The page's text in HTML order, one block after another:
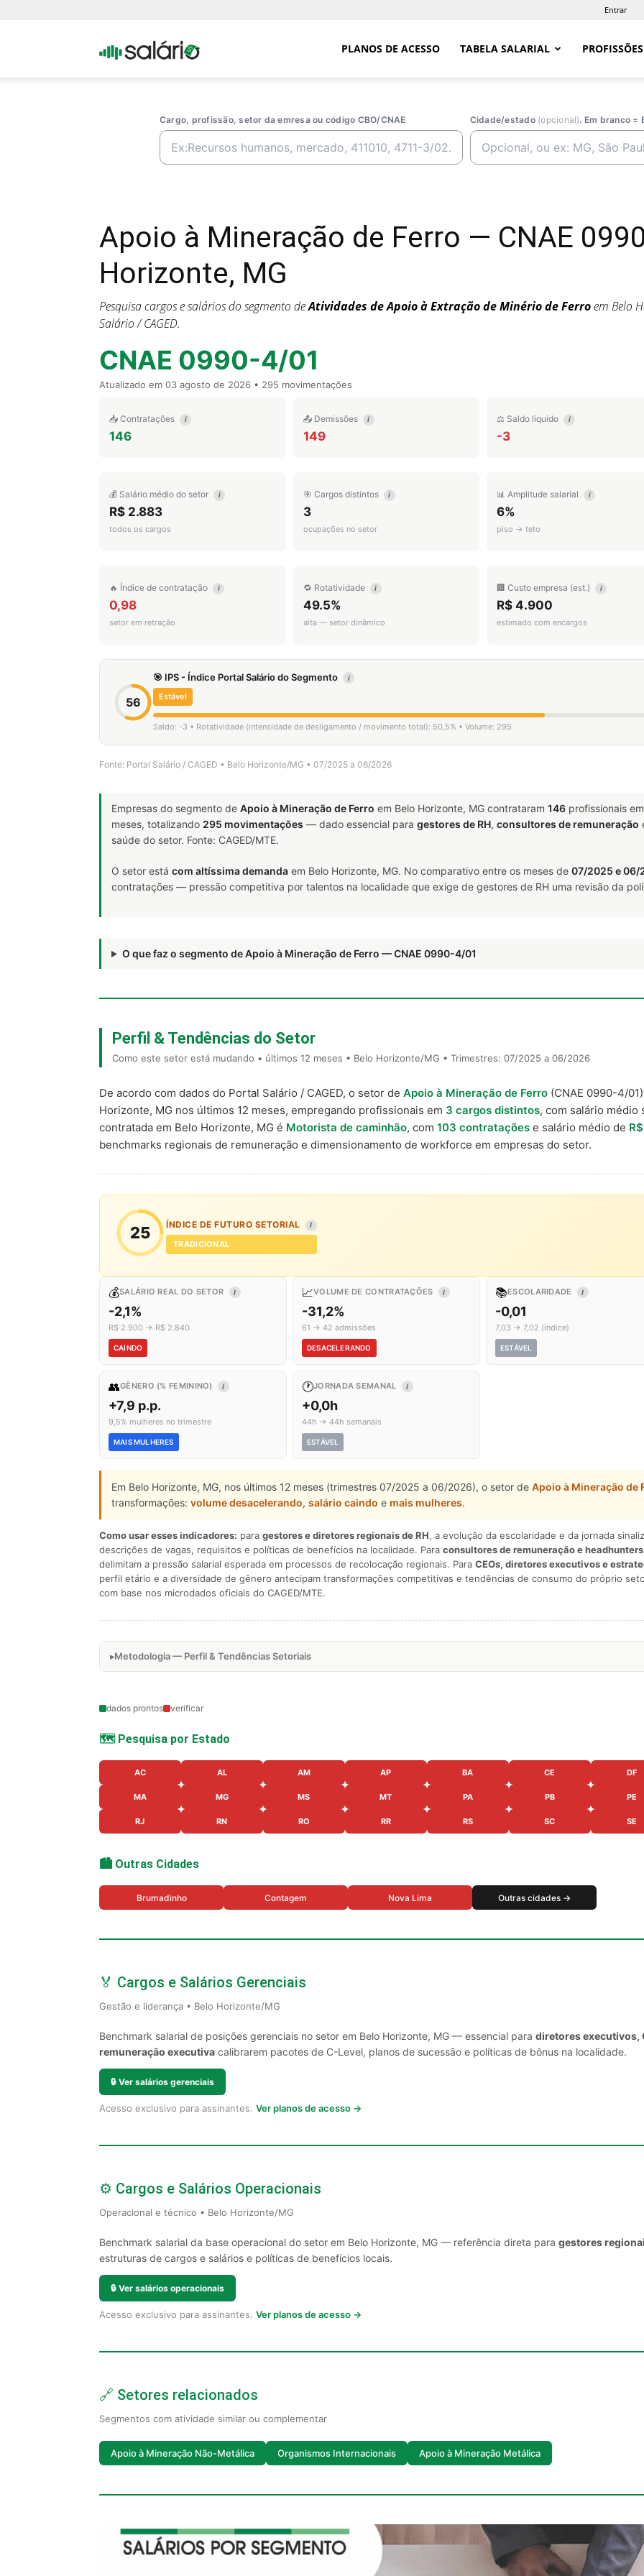
Entrar
Portal PLANOS DE ACESSO TABELA SALARIAL PROFISSÕES
Cargo, profissão, setor da emresa ou código CBO/CNAE Cidade/estado (opcional). Em branco =
Apoio à Mineração de Ferro — CNAE
Horizonte, MG
Pesquisa cargos e salários do segmento deAtividades de Apoio à Extração de Minério de Ferroem Belo
Salário / CAGED.
CNAE 0990-4/01
Atualizado em 03 agosto de 2026 • 295 movimentações
📥 Contratações i
146
📤 Demissões i
149
⚖️ Saldo líquido i
-3
💰 Salário médio do setor i
R$ 2.883
todos os cargos
🎯 Cargos distintos i
3
ocupações no setor
📊 Amplitude salarial i
6%
piso → teto
🔥 Índice de contratação i
0,98
setor em retração
🔁 Rotatividade i
49.5%
alta — setor dinâmico
🏢 Custo empresa (est.) i
R$ 4.900
estimado com encargos
56
🎯 IPS - Índice Portal Salário do Segmento i
Estável
Saldo: -3 • Rotatividade (intensidade de desligamento / movimento total): 50,5% • Volume: 295
Fonte: Portal Salário / CAGED • Belo Horizonte/MG • 07/2025 a 06/2026
Empresas do segmento de Apoio à Mineração de Ferro em Belo Horizonte, MG contrataram 146 profissionais
meses, totalizando 295 movimentações — dado essencial para gestores de RH, consultores de remuneração
saúde do setor. Fonte: CAGED/MTE.
O setor está com altíssima demanda em Belo Horizonte, MG. No comparativo entre os meses de 07/2025 e 06/
contratações — pressão competitiva por talentos na localidade que exige de gestores de RH uma revisão da
O que faz o segmento de Apoio à Mineração de Ferro — CNAE 0990-4/01
Perfil & Tendências do Setor
Como este setor está mudando • últimos 12 meses • Belo Horizonte/MG • Trimestres: 07/2025 a 06/2026
De acordo com dados do Portal Salário / CAGED, o setor de Apoio à Mineração de Ferro (CNAE 0990-4/
Horizonte, MG nos últimos 12 meses, empregando profissionais em 3 cargos distintos, com salário médio
contratada em Belo Horizonte, MG é Motorista de caminhão, com 103 contratações e salário médio de
benchmarks regionais de remuneração e dimensionamento de workforce em empresas do setor.
25 ÍNDICE DE FUTURO SETORIAL I
TRADICIONAL
💰SALÁRIO REAL DO SETOR I
-2,1%
R$ 2.900 → R$ 2.840
CAINDO
📈VOLUME DE CONTRATAÇÕES I
-31,2%
61 → 42 admissões
DESACELERANDO
📚ESCOLARIDADE I
-0,01
7,03 → 7,02 (índice)
ESTÁVEL
👥GÊNERO (% FEMININO) I
+7,9 p.p.
9,5% mulheres no trimestre
MAIS MULHERES
🕐JORNADA SEMANAL I
+0,0h
44h → 44h semanais
ESTÁVEL
Em Belo Horizonte, MG, nos últimos 12 meses (trimestres 07/2025 a 06/2026), o setor de Apoio à Mineração de
transformações: volume desacelerando, salário caindo e mais mulheres.
Como usar esses indicadores: para gestores e diretores regionais de RH, a evolução da escolaridade e da jornada
descrições de vagas, requisitos e políticas de benefícios na localidade. Para consultores de remuneração e headhunters
delimitam a pressão salarial esperada em processos de recolocação regionais. Para CEOs, diretores executivos e
perfil etário e a diversidade de gênero antecipam transformações competitivas e tendências de consumo do próprio
com base nos microdados oficiais do CAGED/MTE.
Metodologia — Perfil & Tendências Setoriais
dados prontos verificar
🗺️ Pesquisa por Estado
AC AL AM AP BA CE DF
MA MG MS MT PA PB PE
RJ RN RO RR RS SC SE
🏙️ Outras Cidades
Brumadinho Contagem Nova Lima Outras cidades →
🏅 Cargos e Salários Gerenciais
Gestão e liderança • Belo Horizonte/MG
Benchmark salarial de posições gerenciais no setor em Belo Horizonte, MG — essencial para diretores executivos,
remuneração executiva calibrarem pacotes de C-Level, planos de sucessão e políticas de bônus na localidade.
🔒 Ver salários gerenciais
Acesso exclusivo para assinantes. Ver planos de acesso →
⚙️ Cargos e Salários Operacionais
Operacional e técnico • Belo Horizonte/MG
Benchmark salarial da base operacional do setor em Belo Horizonte, MG — referência direta para gestores
estruturas de cargos e salários e políticas de benefícios locais.
🔒 Ver salários operacionais
Acesso exclusivo para assinantes. Ver planos de acesso →
🔗 Setores relacionados
Segmentos com atividade similar ou complementar
Apoio à Mineração Não-Metálica Organismos Internacionais Apoio à Mineração Metálica